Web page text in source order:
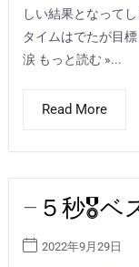
しい結果となって
タイムはでたが目
涙 もっと読む »...
Read More
−５秒🎖ベ
2022年9月29日